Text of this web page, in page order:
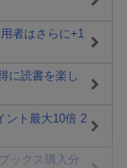
者はさらに+1
に読書を楽し
ント最大10倍 2
ックス購入分